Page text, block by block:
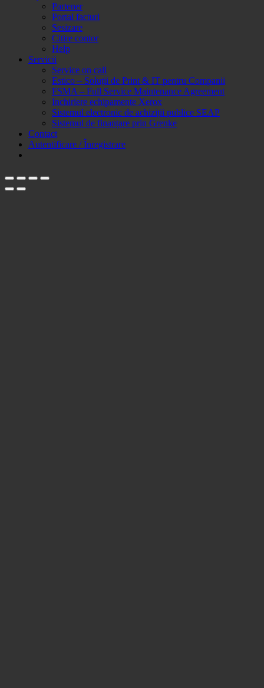
Partener
Portal facturi
Sesizare
Citire contor
Help
Servicii
Service on call
Estico – Soluții de Print & IT pentru Companii
FSMA – Full Service Maintenance Agreement
Inchiriere echipamente Xerox
Sistemul electronic de achiziții publice SEAP
Sistemul de finanțare prin Grenke
Contact
Autentificare / Înregistrare